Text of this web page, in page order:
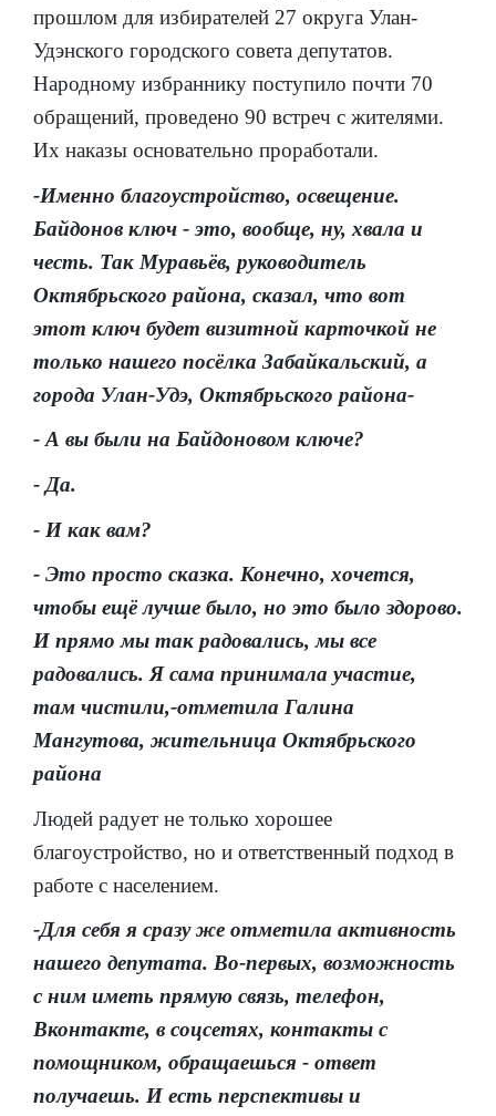
прошлом для избирателей 27 округа Улан-
Удэнского городского совета депутатов.
Народному избраннику поступило почти 70
обращений, проведено 90 встреч с жителями.
Их наказы основательно проработали.
-Именно благоустройство, освещение.
Байдонов ключ - это, вообще, ну, хвала и
честь. Так Муравьёв, руководитель
Октябрьского района, сказал, что вот
этот ключ будет визитной карточкой не
только нашего посёлка Забайкальский, а
города Улан-Удэ, Октябрьского района-
- А вы были на Байдоновом ключе?
- Да.
- И как вам?
- Это просто сказка. Конечно, хочется,
чтобы ещё лучше было, но это было здорово.
И прямо мы так радовались, мы все
радовались. Я сама принимала участие,
там чистили,-отметила Галина
Мангутова, жительница Октябрьского
района
Людей радует не только хорошее
благоустройство, но и ответственный подход в
работе с населением.
-Для себя я сразу же отметила активность
нашего депутата. Во-первых, возможность
с ним иметь прямую связь, телефон,
Вконтакте, в соцсетях, контакты с
помощником, обращаешься - ответ
получаешь. И есть перспективы и